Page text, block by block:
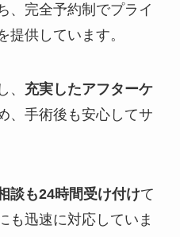
、完全予約制でプライ
提供しています。
、 充実したアフターケ
、手術後も安心してサ
談も24時間受け付けて
も迅速に対応していま